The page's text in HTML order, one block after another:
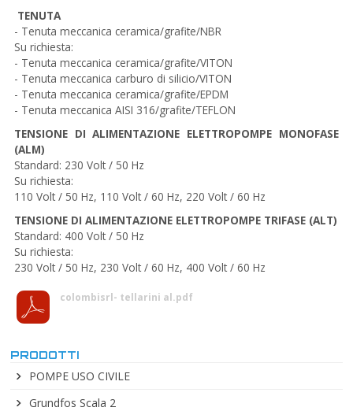
TENUTA
- Tenuta meccanica ceramica/grafite/NBR
Su richiesta:
- Tenuta meccanica ceramica/grafite/VITON
- Tenuta meccanica carburo di silicio/VITON
- Tenuta meccanica ceramica/grafite/EPDM
- Tenuta meccanica AISI 316/grafite/TEFLON
TENSIONE DI ALIMENTAZIONE ELETTROPOMPE MONOFASE
(ALM)
Standard: 230 Volt / 50 Hz
Su richiesta:
110 Volt / 50 Hz, 110 Volt / 60 Hz, 220 Volt / 60 Hz
TENSIONE DI ALIMENTAZIONE ELETTROPOMPE TRIFASE (ALT)
Standard: 400 Volt / 50 Hz
Su richiesta:
230 Volt / 50 Hz, 230 Volt / 60 Hz, 400 Volt / 60 Hz
colombisrl- tellarini al.pdf
PRODOTTI
POMPE USO CIVILE
Grundfos Scala 2